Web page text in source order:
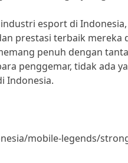
esport di
prestasi terbaik
penuh dengan
penggemar, tidak ada
Indonesia.
mobile-legends/